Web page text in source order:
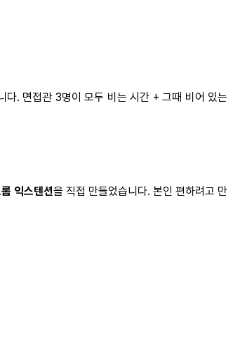
다. 면접관 3명이 모두 비는 시간 + 그때 비어 있는
익스텐션을 직접 만들었습니다. 본인 편하려고 만